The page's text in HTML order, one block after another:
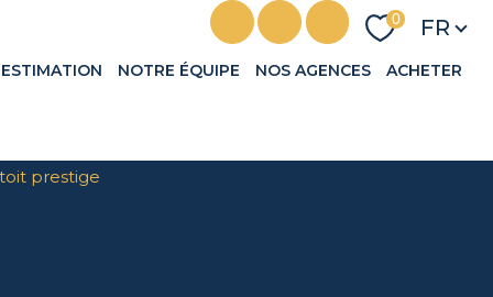
0 FR
ESTIMATION NOTRE ÉQUIPE NOS AGENCES ACHETER
prestige